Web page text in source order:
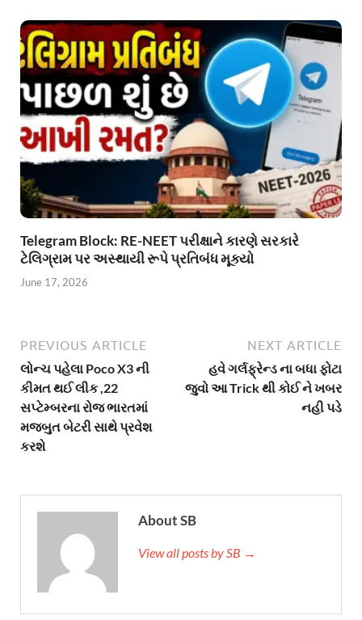
Telegram Block: RE-NEET પરીક્ષાને કારણે સરકારે
ટેલિગ્રામ પર અસ્થાયી રૂપે પ્રતિબંધ મૂક્યો
June 17, 2026
PREVIOUS ARTICLE
લોન્ચ પહેલા Poco X3 ની
કીમત થઈ લીક ,22
સપ્ટેમ્બરના રોજ ભારતમાં
મજબુત બેટરી સાથે પ્રવેશ
કરશે
NEXT ARTICLE
હવે ગર્લફ્રેન્ડ ના બધા ફોટા
જુવો આ Trick થી કોઈ ને ખબર
નહી પડે
About SB
View all posts by SB →